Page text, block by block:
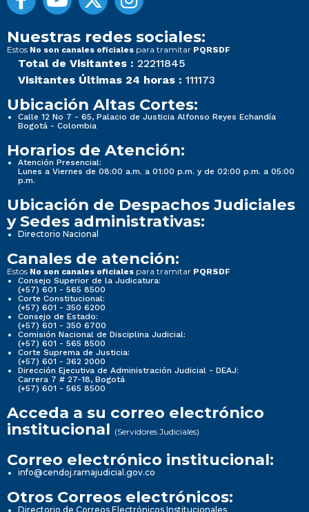
Nuestras redes sociales:
Estos No son canales oficiales para tramitar PQRSDF
Total de Visitantes : 22211845
Visitantes Últimas 24 horas : 111173
Ubicación Altas Cortes:
Calle 12 No 7 - 65, Palacio de Justicia Alfonso Reyes Echandía
Bogotá - Colombia
Horarios de Atención:
Atención Presencial:
Lunes a Viernes de 08:00 a.m. a 01:00 p.m. y de 02:00 p.m. a 05:00
p.m.
Ubicación de Despachos Judiciales
y Sedes administrativas:
Directorio Nacional
Canales de atención:
Estos No son canales oficiales para tramitar PQRSDF
Consejo Superior de la Judicatura:
(+57) 601 - 565 8500
Corte Constitucional:
(+57) 601 - 350 6200
Consejo de Estado:
(+57) 601 - 350 6700
Comisión Nacional de Disciplina Judicial:
(+57) 601 - 565 8500
Corte Suprema de Justicia:
(+57) 601 - 362 2000
Dirección Ejecutiva de Administración Judicial - DEAJ:
Carrera 7 # 27-18, Bogotá
(+57) 601 - 565 8500
Acceda a su correo electrónico
institucional (Servidores Judiciales)
Correo electrónico institucional:
info@cendoj.ramajudicial.gov.co
Otros Correos electrónicos:
Directorio de Correos Electrónicos Institucionales